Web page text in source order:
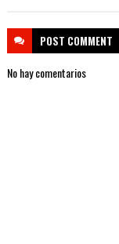
POST COMMENT
No hay comentarios